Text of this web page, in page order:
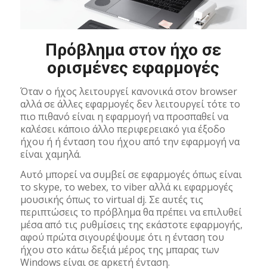
Πρόβλημα στον ήχο σε
ορισμένες εφαρμογές
Όταν ο ήχος λειτουργεί κανονικά στον browser
αλλά σε άλλες εφαρμογές δεν λειτουργεί τότε το
πιο πιθανό είναι η εφαρμογή να προσπαθεί να
καλέσει κάποιο άλλο περιφερειακό για έξοδο
ήχου ή ή ένταση του ήχου από την εφαρμογή να
είναι χαμηλά.
Αυτό μπορεί να συμβεί σε εφαρμογές όπως είναι
το skype, το webex, το viber αλλά κι εφαρμογές
μουσικής όπως το virtual dj. Σε αυτές τις
περιπτώσεις το πρόβλημα θα πρέπει να επιλυθεί
μέσα από τις ρυθμίσεις της εκάστοτε εφαρμογής,
αφού πρώτα σιγουρέψουμε ότι η ένταση του
ήχου στο κάτω δεξιά μέρος της μπαρας των
Windows είναι σε αρκετή ένταση.